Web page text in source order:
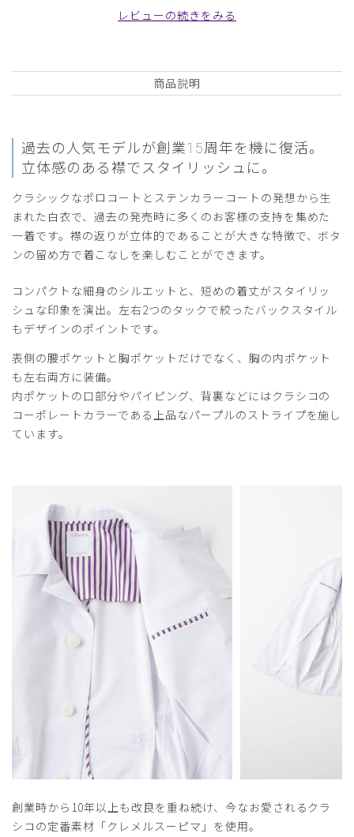
B14メンズ白衣:クラシコステンカラーコート/
ご購入者様
購入確認済み
年齢: 50代 身長:171-175cm 体重:76-80kg
予想していたより、サイズが大きめでした。Mがジャストサ
イズだったなと思います。
商品：B14メンズ白衣:クラシコステンカラーコート/
役に立った 0
ご購入者様
購入確認済み
商品：
B14メンズ白衣:クラシコステンカラーコート/
白/M
役に立った
購入確認済み
2025-05-08
身長: 171-175cm
久しぶりに新調しました、ありがとうございました。
B14メンズ白衣:クラシコステンカラーコート/
役に立った
レビューの続きをみる
商品説明
過去の人気モデルが創業15周年を機に復活。
立体感のある襟でスタイリッシュに。
クラシックなポロコートとステンカラーコートの発想から生
まれた白衣で、過去の発売時に多くのお客様の支持を集めた
一着です。襟の返りが立体的であることが大きな特徴で、ボタ
ンの留め方で着こなしを楽しむことができます。
コンパクトな細身のシルエットと、短めの着丈がスタイリッ
シュな印象を演出。左右2つのタックで絞ったバックスタイル
もデザインのポイントです。
表側の腰ポケットと胸ポケットだけでなく、胸の内ポケット
も左右両方に装備。
内ポケットの口部分やパイピング、背裏などにはクラシコの
コーポレートカラーである上品なパープルのストライプを施し
ています。
創業時から10年以上も改良を重ね続け、今なお愛されるクラ
シコの定番素材「クレメルスーピマ」を使用。